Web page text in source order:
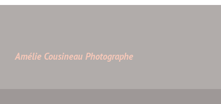
Amélie Cousineau Photographe